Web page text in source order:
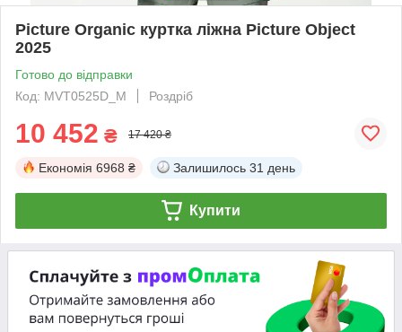
Picture Organic куртка ліжна Picture Object
2025
Готово до відправки
Код: MVT0525D_M
Роздріб
10 452 ₴ 17 420 ₴
Економія 6968 ₴ Залишилось 31 день
Купити